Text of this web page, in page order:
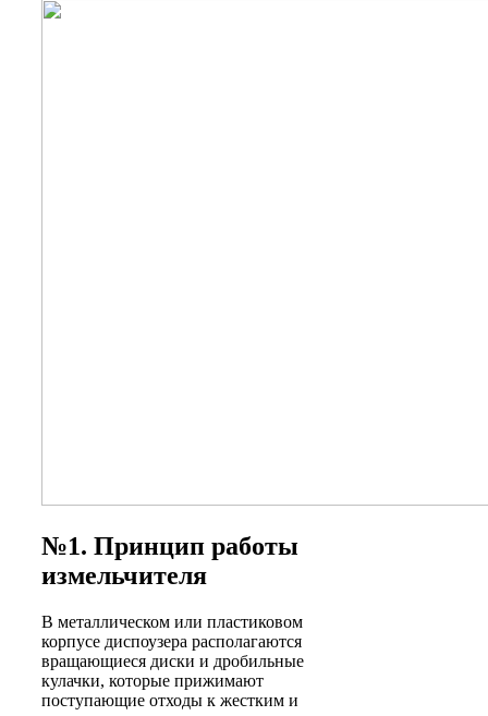
№1. Принцип работы
измельчителя
В металлическом или пластиковом
корпусе диспоузера располагаются
вращающиеся диски и дробильные
кулачки, которые прижимают
поступающие отходы к жестким и